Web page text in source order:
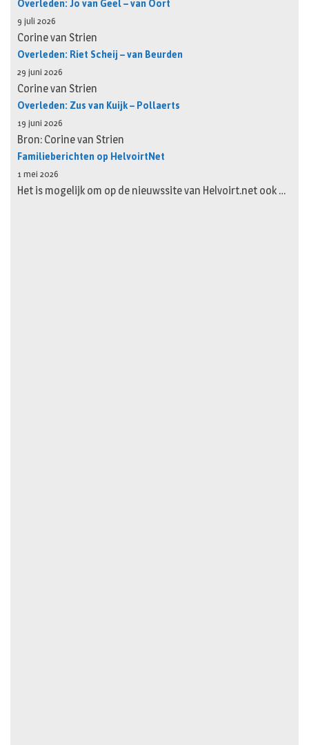
9 juli 2026
Corine van Strien
Overleden: Riet Scheij – van Beurden
29 juni 2026
Corine van Strien
Overleden: Zus van Kuijk – Pollaerts
19 juni 2026
Bron: Corine van Strien
Familieberichten op HelvoirtNet
1 mei 2026
Het is mogelijk om op de nieuwssite van Helvoirt.net ook …